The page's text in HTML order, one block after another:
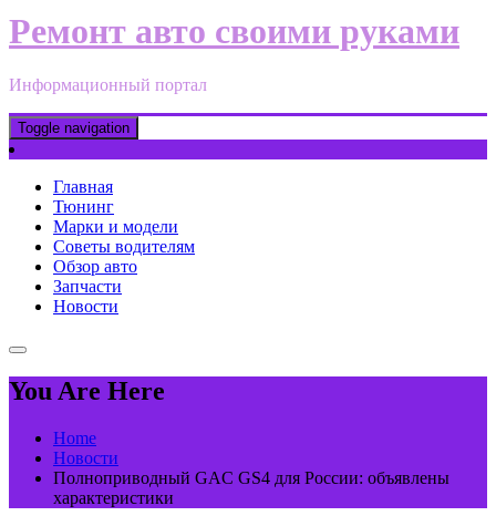
Ремонт авто своими руками
Информационный портал
Toggle navigation
Главная
Тюнинг
Марки и модели
Советы водителям
Обзор авто
Запчасти
Новости
You Are Here
Home
Новости
Полноприводный GAC GS4 для России: объявлены
характеристики